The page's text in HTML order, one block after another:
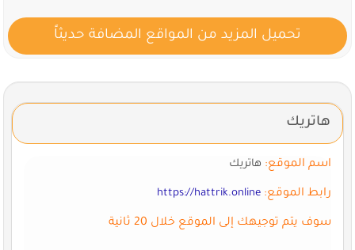
تحميل المزيد من المواقع المضافة حديثاً
هاتريك
اسم الموقع:هاتريك
رابط الموقع: https://hattrik.online
سوف يتم توجيهك إلى الموقع خلال 20 ثانية